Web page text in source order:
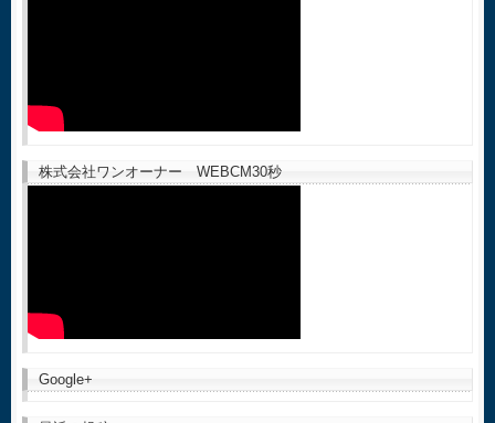
株式会社ワンオーナー WEBCM30秒
Google+